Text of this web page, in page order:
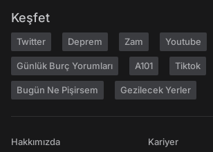
Keşfet
Twitter Deprem Zam Youtube
Günlük Burç Yorumları A101 Tiktok
Bugün Ne Pişirsem Gezilecek Yerler
Hakkımızda
Kariyer